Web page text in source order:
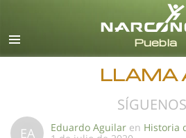
LLAMA
SÍGUENOS
EA Eduardo Aguilar en Historia